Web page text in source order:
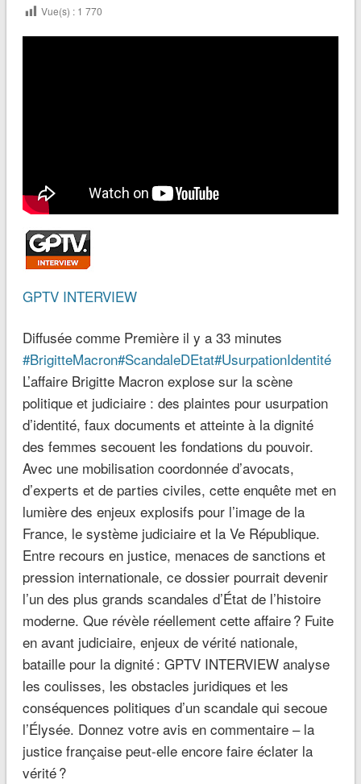
Vue(s) : 1 770
GPTV INTERVIEW
Diffusée comme Première il y a 33 minutes
#BrigitteMacron#ScandaleDEtat#UsurpationIdentité
L’affaire Brigitte Macron explose sur la scène
politique et judiciaire : des plaintes pour usurpation
d’identité, faux documents et atteinte à la dignité
des femmes secouent les fondations du pouvoir.
Avec une mobilisation coordonnée d’avocats,
d’experts et de parties civiles, cette enquête met en
lumière des enjeux explosifs pour l’image de la
France, le système judiciaire et la Ve République.
Entre recours en justice, menaces de sanctions et
pression internationale, ce dossier pourrait devenir
l’un des plus grands scandales d’État de l’histoire
moderne. Que révèle réellement cette affaire ? Fuite
en avant judiciaire, enjeux de vérité nationale,
bataille pour la dignité : GPTV INTERVIEW analyse
les coulisses, les obstacles juridiques et les
conséquences politiques d’un scandale qui secoue
l’Élysée. Donnez votre avis en commentaire – la
justice française peut-elle encore faire éclater la
vérité ?